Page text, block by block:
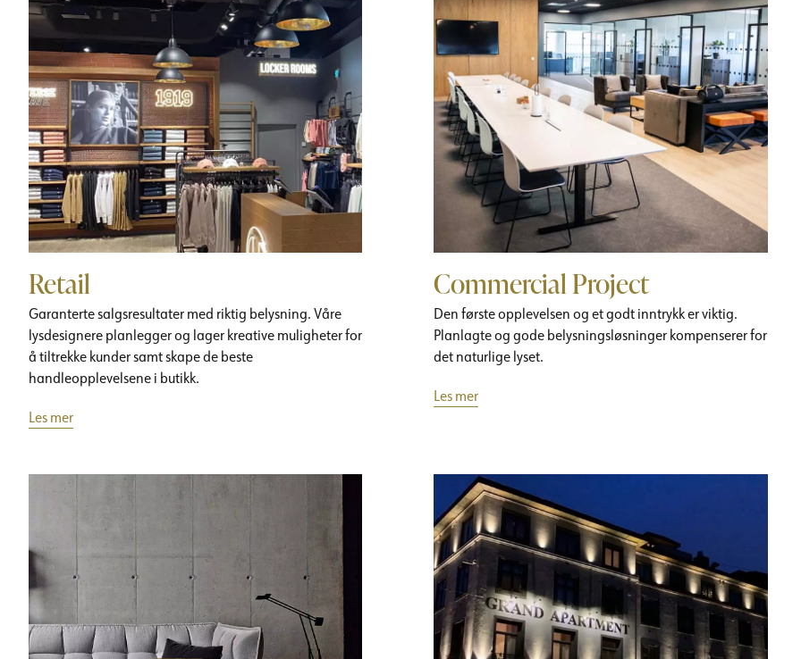
Retail
Garanterte salgsresultater med riktig belysning. Våre
lysdesignere planlegger og lager kreative muligheter for
å tiltrekke kunder samt skape de beste
handleopplevelsene i butikk.
Les mer
Commercial Project
Den første opplevelsen og et godt inntrykk er viktig.
Planlagte og gode belysningsløsninger kompenserer for
det naturlige lyset.
Les mer